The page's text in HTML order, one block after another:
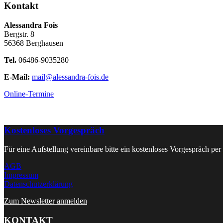
Kontakt
Alessandra Fois
Bergstr. 8
56368 Berghausen
Tel. 06486-9035280
E-Mail: mail@alessandra-fois.de
Online-Termine
Kostenloses Vorgespräch
Für eine Aufstellung vereinbare bitte ein kostenloses Vorgespräch per
AGB
Impressum
Datenschutzerklärung
Zum Newsletter anmelden
KONTAKT